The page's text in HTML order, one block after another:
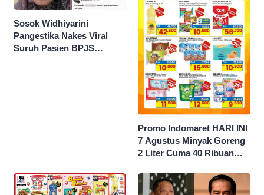
Sosok Widhiyarini
Pangestika Nakes Viral
Suruh Pasien BPJS
Promo Indomaret HARI INI
7 Agustus Minyak Goreng
2 Liter Cuma 40 Ribuan